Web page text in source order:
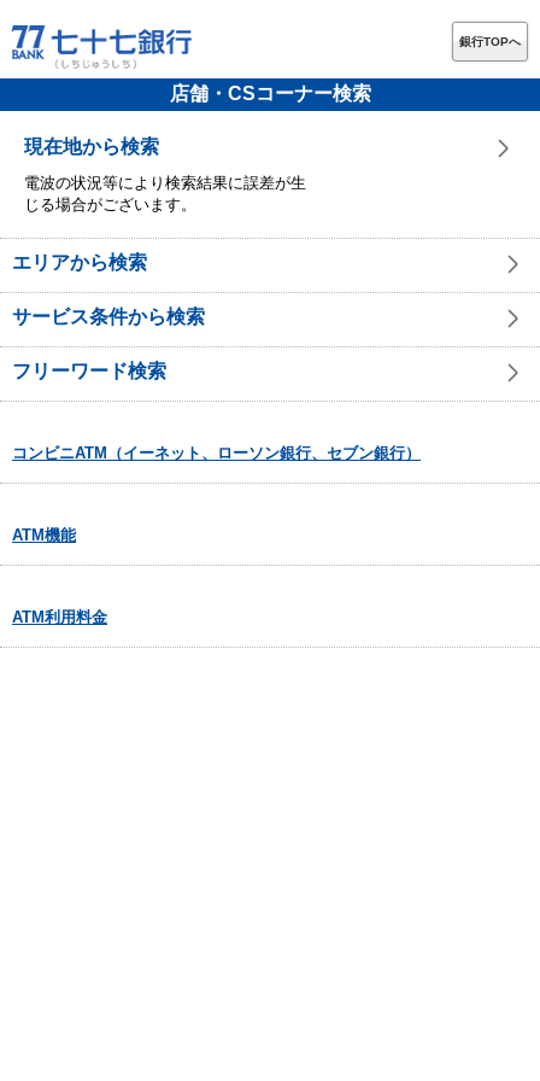
銀行TOPへ
店舗・CSコーナー検索
現在地から検索
電波の状況等により検索結果に誤差が生
じる場合がございます。
エリアから検索
サービス条件から検索
フリーワード検索
コンビニATM（イーネット、ローソン銀行、セブン銀行）
ATM機能
ATM利用料金